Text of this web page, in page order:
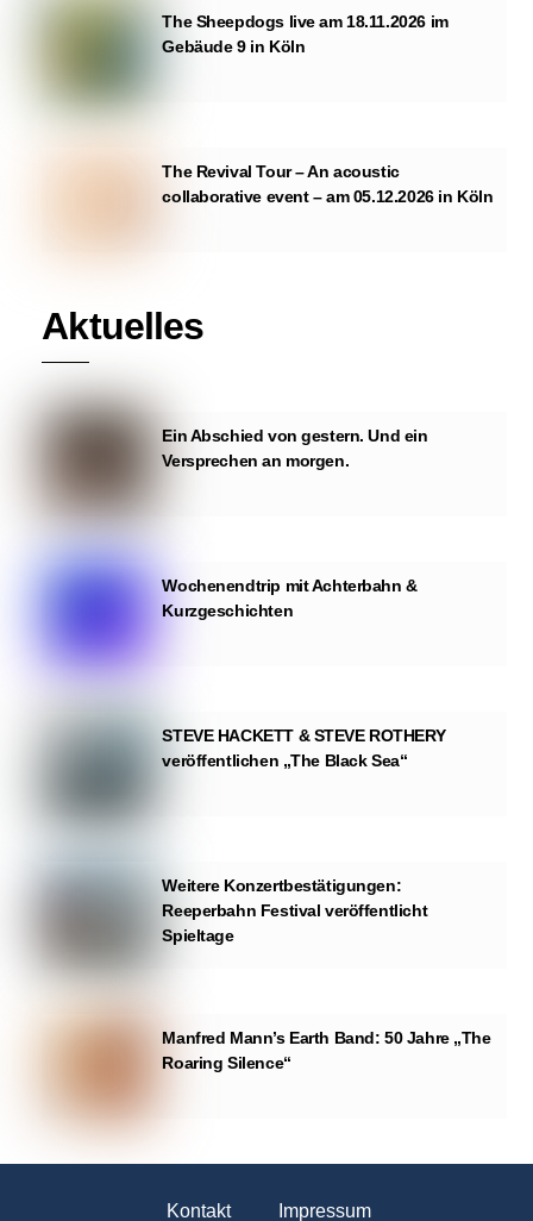
The Sheepdogs live am 18.11.2026 im
Gebäude 9 in Köln
The Revival Tour – An acoustic
collaborative event – am 05.12.2026 in Köln
Aktuelles
Ein Abschied von gestern. Und ein
Versprechen an morgen.
Wochenendtrip mit Achterbahn &
Kurzgeschichten
STEVE HACKETT & STEVE ROTHERY
veröffentlichen „The Black Sea“
Weitere Konzertbestätigungen:
Reeperbahn Festival veröffentlicht
Spieltage
Manfred Mann’s Earth Band: 50 Jahre „The
Roaring Silence“
Kontakt Impressum